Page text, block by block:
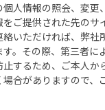
人情報の照会、変更
ご提供された先のサ
いただければ、弊社
。その際、第三者に
するため、ご本人か
合がありますので、